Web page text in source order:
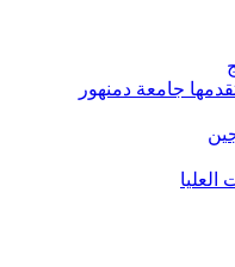
تقدمها جامعة دمنهور
العليا